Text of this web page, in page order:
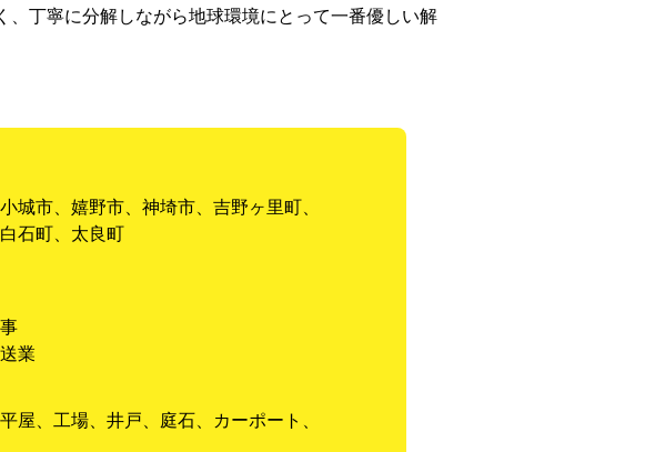
丁寧に分解しながら地球環境にとって一番優しい解
城市、嬉野市、神埼市、吉野ヶ里町、
石町、太良町
業
屋、工場、井戸、庭石、カーポート、